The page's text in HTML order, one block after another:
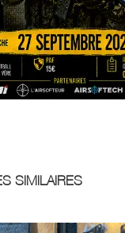
SIMILAIRES